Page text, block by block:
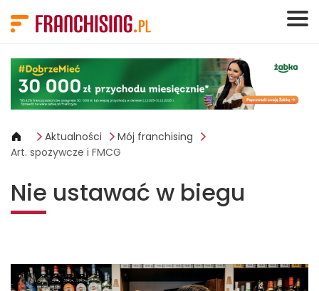
Aktualności
Mój franchising
Art. spożywcze i FMCG
Nie ustawać w biegu